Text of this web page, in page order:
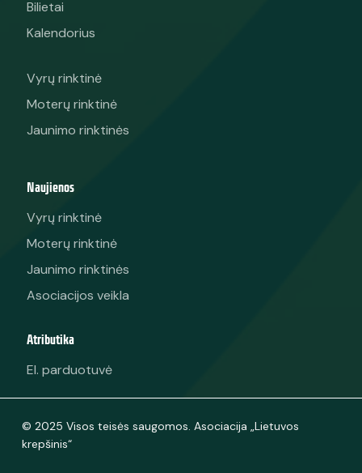
Krepšinio mokyklos
Bilietai
Kalendorius
Moterų rinktinė
Jaunimo rinktinės
Naujienos
Vyrų rinktinė
Moterų rinktinė
Atributika